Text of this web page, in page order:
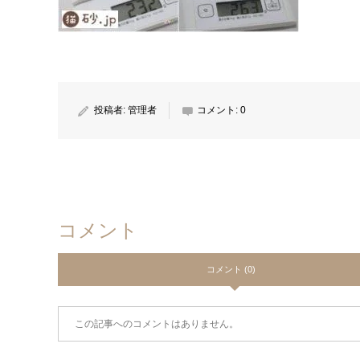
投稿者: 管理者 コメント: 0
コメント
コメント (0)
この記事へのコメントはありません。